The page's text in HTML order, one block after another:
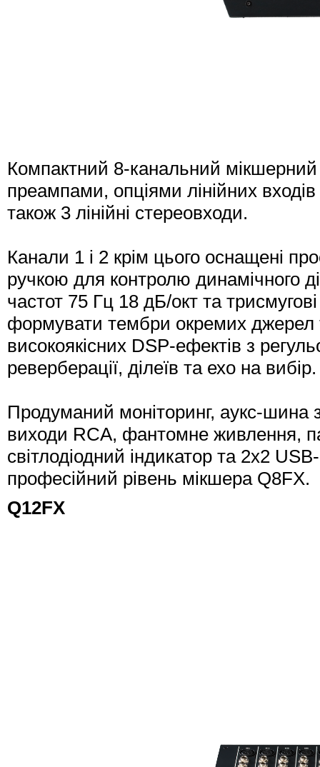
Компактний 8-канальний
преампами, опціями лінійних
також 3 лінійні стереовходи.
Канали 1 і 2 крім цього оснащені
ручкою для контролю динамічного
частот 75 Гц 18 дБ/окт та
формувати тембри окремих джерел
високоякісних DSP-ефектів з
реверберації, ділеїв та ехо на вибір.
Продуманий моніторинг, аукс-шина
виходи RCA, фантомне живлення,
світлодіодний індикатор та 2х2
професійний рівень мікшера Q8FX.
Q12FX